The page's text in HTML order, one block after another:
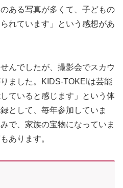
ある写真が多くて、子どもの
れています」という感想があ
んでしたが、撮影会でスカウ
ました。KIDS-TOKEIは芸能
ていると感じます」という体
として、毎年参加していま
で、家族の宝物になっていま
あります。